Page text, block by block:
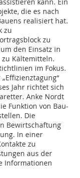
kann. Ein
die es nach
realisiert hat.
zu
zu
den Einsatz in
zu Kältemitteln.
im Fokus.
Jahr richtet sich
Anke Nordt
Funktion von Bau-
Die
Bewirtschaftung
In einer
zu
aus der
Informationen